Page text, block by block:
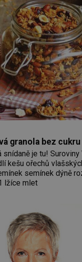
granola bez cukru
Vždy 1 šálek –
kešu ořechů
semínek dýně
lžíce mlet